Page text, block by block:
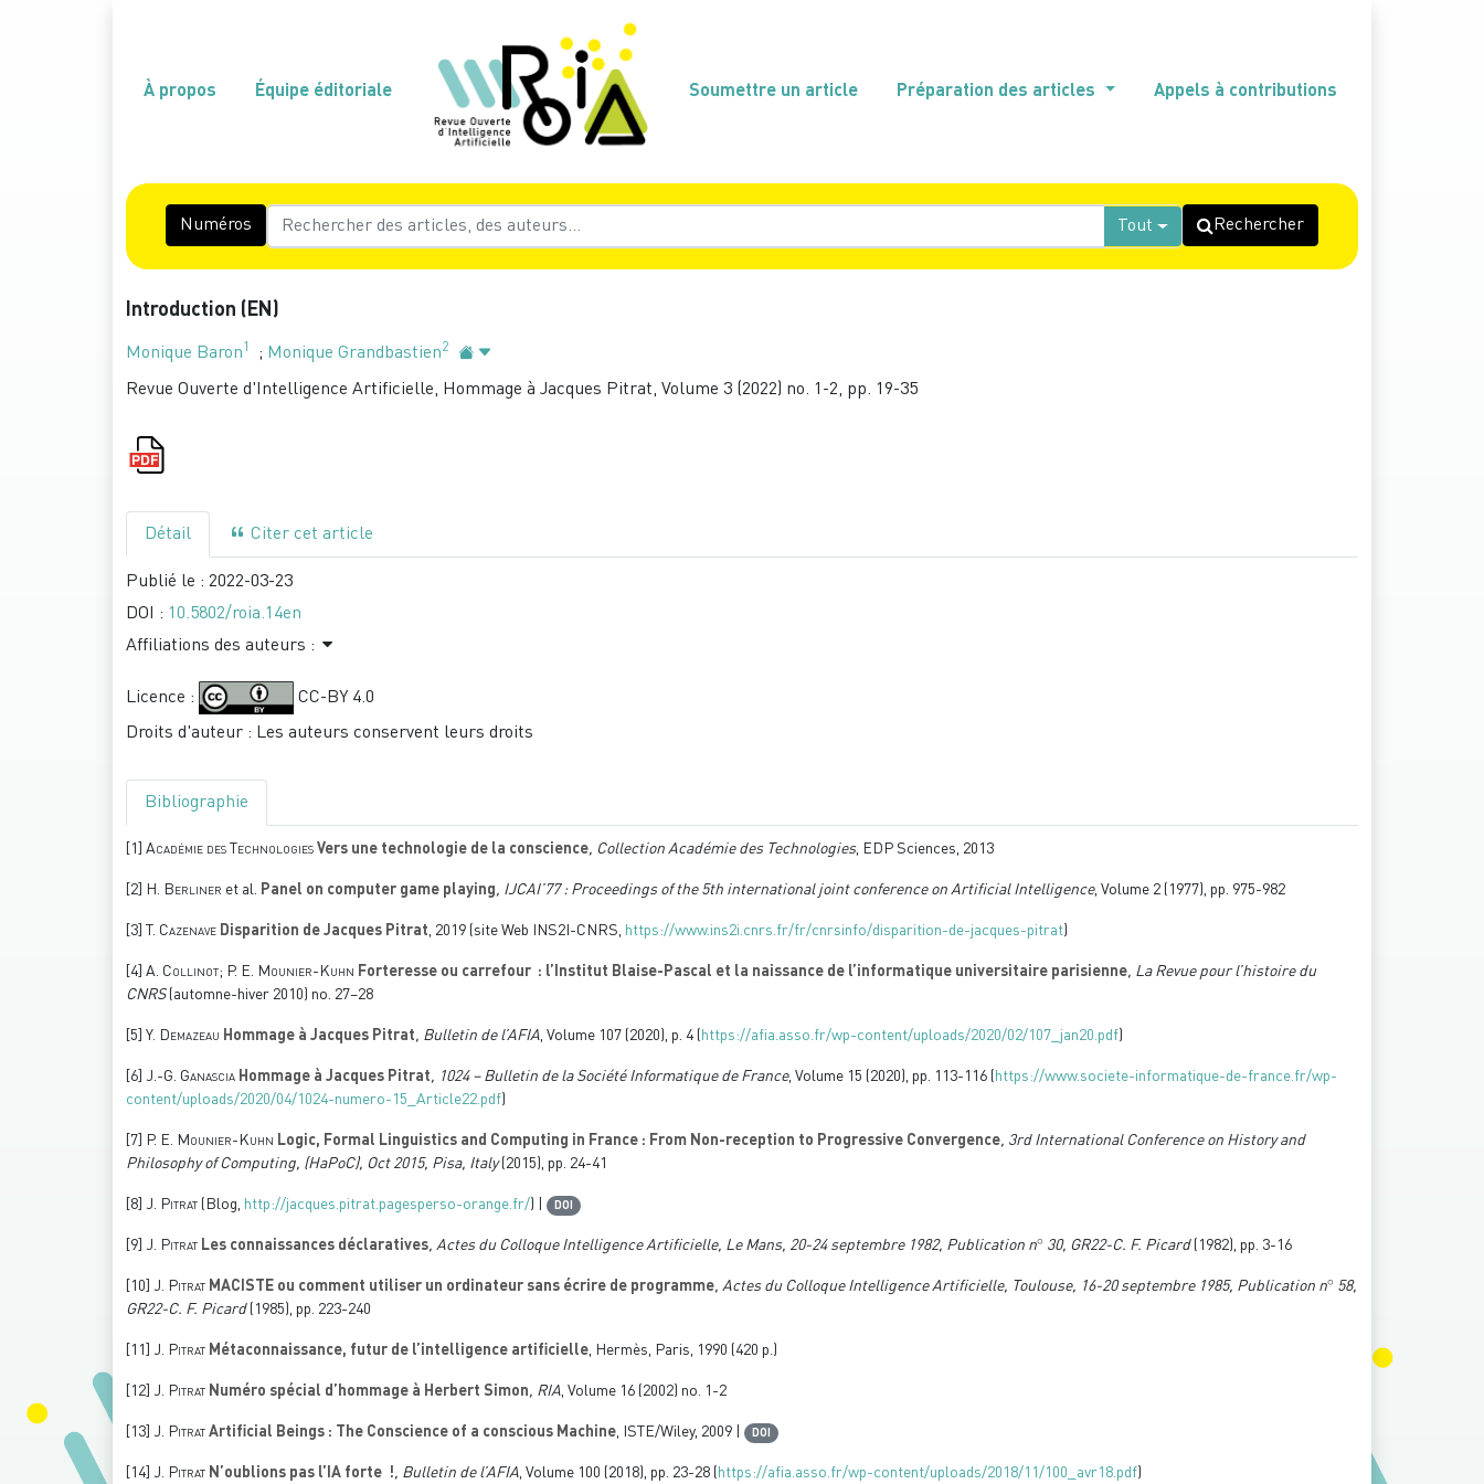
À propos Équipe éditoriale Soumettre un article Préparation des articles Appels à contributions
Numéros Tout Rechercher
Introduction (EN)
Monique Baron 1 ; Monique Grandbastien2
Revue Ouverte d'Intelligence Artificielle, Hommage à Jacques Pitrat, Volume 3 (2022) no. 1-2, pp. 19-35
Détail Citer cet article
Publié le : 2022-03-23
DOI : 10.5802/roia.14en
Affiliations des auteurs :
Licence : CC-BY 4.0
Droits d'auteur : Les auteurs conservent leurs droits
Bibliographie
[1] Académie des Technologies Vers une technologie de la conscience, Collection Académie des Technologies, EDP Sciences, 2013
[2] H. Berliner et al. Panel on computer game playing, IJCAI’77 : Proceedings of the 5th international joint conference on Artificial Intelligence, Volume 2 (1977), pp. 975-982
[3] T. Cazenave Disparition de Jacques Pitrat, 2019 (site Web INS2I-CNRS, https://www.ins2i.cnrs.fr/fr/cnrsinfo/disparition-de-jacques-pitrat)
[4] A. Collinot; P. E. Mounier-Kuhn Forteresse ou carrefour : l’Institut Blaise-Pascal et la naissance de l’informatique universitaire parisienne, La Revue pour l’histoire du
CNRS(automne-hiver 2010) no. 27–28
[5] Y. Demazeau Hommage à Jacques Pitrat, Bulletin de l’AFIA, Volume 107 (2020), p. 4 ( https://afia.asso.fr/wp-content/uploads/2020/02/107_jan20.pdf)
[6] J.-G. Ganascia Hommage à Jacques Pitrat, 1024 – Bulletin de la Société Informatique de France, Volume 15 (2020), pp. 113-116 ( https://www.societe-informatique-de-france.fr/wp-
content/uploads/2020/04/1024-numero-15_Article22.pdf)
[7] P. E. Mounier-Kuhn Logic, Formal Linguistics and Computing in France : From Non-reception to Progressive Convergence, 3rd International Conference on History and
Philosophy of Computing, (HaPoC), Oct 2015, Pisa, Italy(2015), pp. 24-41
[8] J. Pitrat (Blog, http://jacques.pitrat.pagesperso-orange.fr/) | DOI
[9] J. Pitrat Les connaissances déclaratives, Actes du Colloque Intelligence Artificielle, Le Mans, 20-24 septembre 1982, Publication n 30, GR22-C. F. Picard(1982), pp. 3-16
[10] J. Pitrat MACISTE ou comment utiliser un ordinateur sans écrire de programme, Actes du Colloque Intelligence Artificielle, Toulouse, 16-20 septembre 1985, Publication n
58,
GR22-C. F. Picard(1985), pp. 223-240
[11] J. Pitrat Métaconnaissance, futur de l’intelligence artificielle, Hermès, Paris, 1990 (420 p.)
[12] J. Pitrat Numéro spécial d’hommage à Herbert Simon, RIA, Volume 16 (2002) no. 1-2
[13] J. Pitrat Artificial Beings : The Conscience of a conscious Machine, ISTE/Wiley, 2009 | DOI
[14] J. Pitrat N’oublions pas l’IA forte !, Bulletin de l’AFIA, Volume 100 (2018), pp. 23-28 ( https://afia.asso.fr/wp-content/uploads/2018/11/100_avr18.pdf)